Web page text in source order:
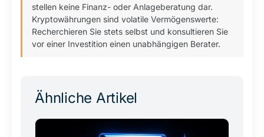
stellen keine Finanz- oder Anlageberatung dar.
Kryptowährungen sind volatile Vermögenswerte:
Recherchieren Sie stets selbst und konsultieren Sie
vor einer Investition einen unabhängigen Berater.
Ähnliche Artikel